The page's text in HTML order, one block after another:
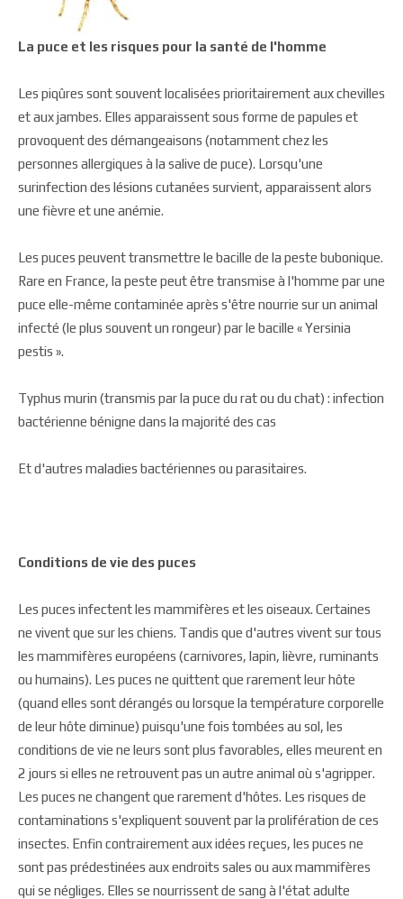
La puce et les risques pour la santé de l'homme
Les piqûres sont souvent localisées prioritairement aux chevilles
et aux jambes. Elles apparaissent sous forme de papules et
provoquent des démangeaisons (notamment chez les
personnes allergiques à la salive de puce). Lorsqu'une
surinfection des lésions cutanées survient, apparaissent alors
une fièvre et une anémie.
Les puces peuvent transmettre le bacille de la peste bubonique.
Rare en France, la peste peut être transmise à l'homme par une
puce elle-même contaminée après s'être nourrie sur un animal
infecté (le plus souvent un rongeur) par le bacille « Yersinia
pestis ».
Typhus murin (transmis par la puce du rat ou du chat) : infection
bactérienne bénigne dans la majorité des cas
Et d'autres maladies bactériennes ou parasitaires.
Conditions de vie des puces
Les puces infectent les mammifères et les oiseaux. Certaines
ne vivent que sur les chiens. Tandis que d'autres vivent sur tous
les mammifères européens (carnivores, lapin, lièvre, ruminants
ou humains). Les puces ne quittent que rarement leur hôte
(quand elles sont dérangés ou lorsque la température corporelle
de leur hôte diminue) puisqu'une fois tombées au sol, les
conditions de vie ne leurs sont plus favorables, elles meurent en
2 jours si elles ne retrouvent pas un autre animal où s'agripper.
Les puces ne changent que rarement d'hôtes. Les risques de
contaminations s'expliquent souvent par la prolifération de ces
insectes. Enfin contrairement aux idées reçues, les puces ne
sont pas prédestinées aux endroits sales ou aux mammifères
qui se négliges. Elles se nourrissent de sang à l'état adulte